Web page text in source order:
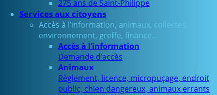
275 ans de Saint-Philippe
Services aux citoyens
Accès à l’information, animaux, collectes,
environnement, greffe, finance…
Accès à l’information
Demande d’accès
Animaux
Règlement, licence, micropuçage, endroit
public, chien dangereux, animaux errants